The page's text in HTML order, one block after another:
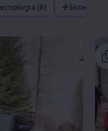
Tecnologia (6) Sistemi di